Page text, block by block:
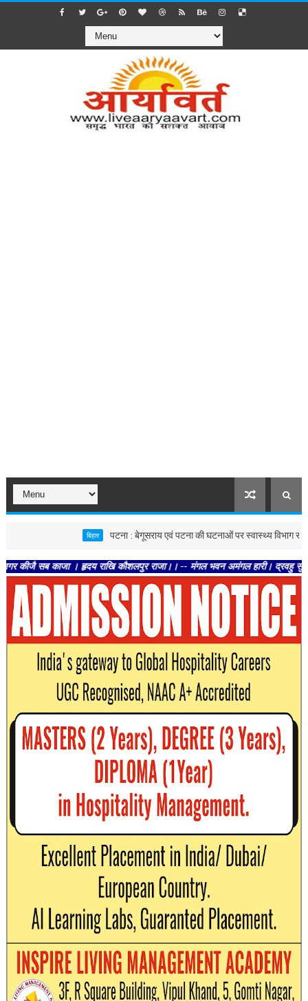
पटना : बेगूसराय एवं पटना की घटनाओं पर स्वास्थ्य विभाग सख्त, दोनों
काजा । हृदय राखि कौशलपुर राजा।। -- मंगल भवन अमंगल हारी। द्रवहु सुदसरथ अजिर